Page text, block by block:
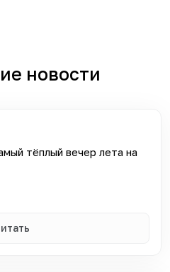
новости
тёплый вечер лета на